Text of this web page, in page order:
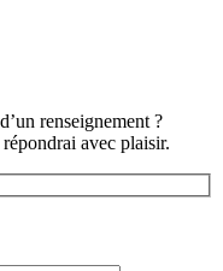
renseignement ?
avec plaisir.